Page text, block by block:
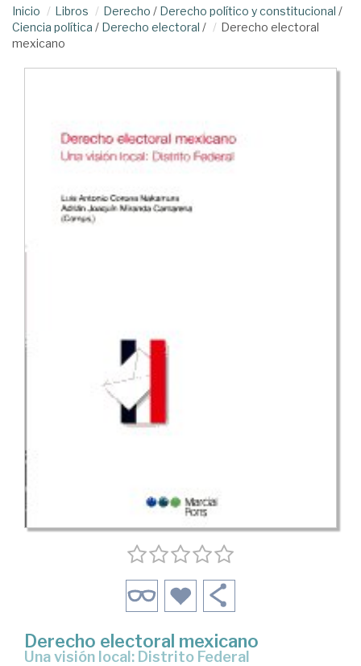
Inicio Libros Derecho / Derecho político y constitucional /
Ciencia política / Derecho electoral /
Derecho electoral
mexicano
Derecho electoral mexicano
una visión local: Distrito Federal